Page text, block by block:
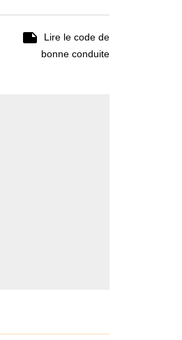

Lire le code de
bonne conduite